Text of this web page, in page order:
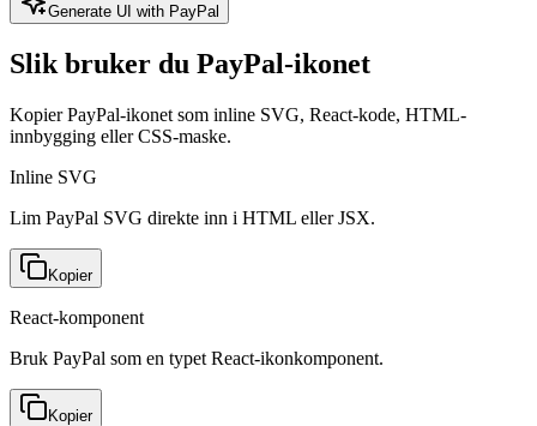
Generate UI with PayPal
Slik bruker du PayPal-ikonet
Kopier PayPal-ikonet som inline SVG, React-kode, HTML-
innbygging eller CSS-maske.
Inline SVG
Lim PayPal SVG direkte inn i HTML eller JSX.
Kopier
React-komponent
Bruk PayPal som en typet React-ikonkomponent.
Kopier